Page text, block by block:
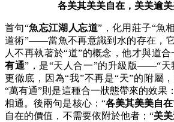
各美其美美自在，美美逾美
首句“魚忘江湖人忘道”，化用莊子“魚
道術”——當魚不再意識到水的存在，
人不再執著於“道”的概念，他才與道合
有通”，是“天人合一”的升級版——“天
更徹底，因為“我”不再是“天”的附屬
“萬有通”則是這種合一狀態帶來的效果
相通。後兩句是核心：“各美其美美自在
自在的價值，不需要依附於他者；“美